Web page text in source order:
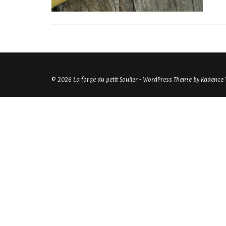
© 2026 La forge du petit Soulier - WordPress Theme by Kadence